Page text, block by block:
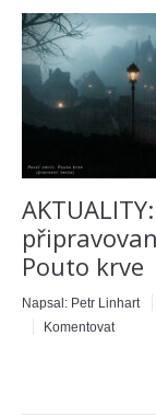
Pouto krve
Napsal: Petr Linhart
Komentovat